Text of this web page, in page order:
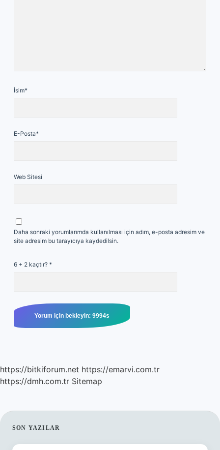
İsim*
E-Posta*
Web Sitesi
Daha sonraki yorumlarımda kullanılması için adım, e-posta adresim ve
site adresim bu tarayıcıya kaydedilsin.
6 + 2 kaçtır? *
https://bitkiforum.net https://emarvi.com.tr
https://dmh.com.tr Sitemap
SIDEBAR
SON YAZILAR